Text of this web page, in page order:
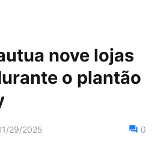
nove lojas
o plantão
29/2025 0